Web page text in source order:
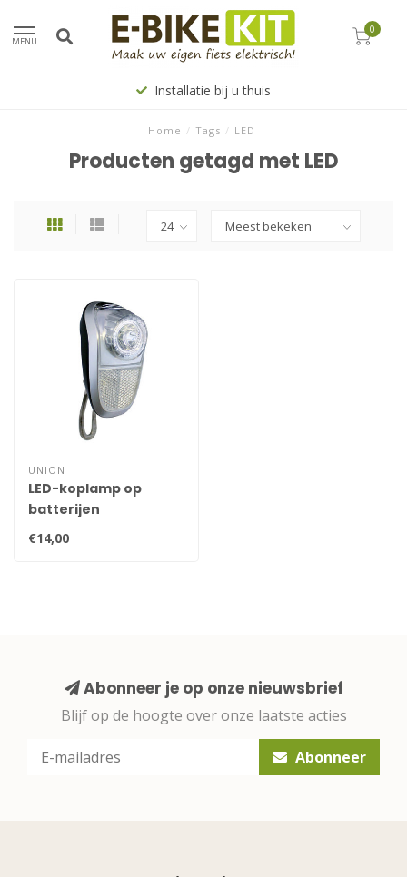
MENU
0
Installatie bij u thuis
Home / Tags / LED
Producten getagd met LED
UNION
LED-koplamp op
batterijen
€14,00
Abonneer je op onze nieuwsbrief
Blijf op de hoogte over onze laatste acties
Abonneer